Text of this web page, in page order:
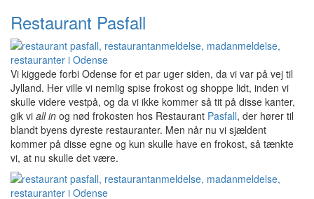
Restaurant Pasfall
Vi kiggede forbi Odense for et par uger siden, da vi var på vej til
Jylland. Her ville vi nemlig spise frokost og shoppe lidt, inden vi
skulle videre vestpå, og da vi ikke kommer så tit på disse kanter,
gik vi all in og nød frokosten hos Restaurant Pasfall, der hører til
blandt byens dyreste restauranter. Men når nu vi sjældent
kommer på disse egne og kun skulle have en frokost, så tænkte
vi, at nu skulle det være.